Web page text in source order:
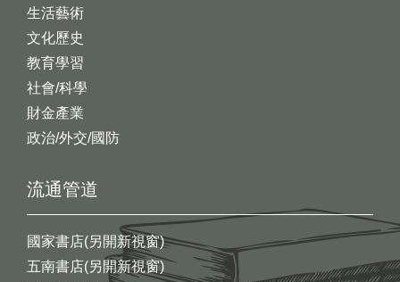
生活藝術
文化歷史
教育學習
社會/科學
財金產業
政治/外交/國防
流通管道
國家書店(另開新視窗)
五南書店(另開新視窗)